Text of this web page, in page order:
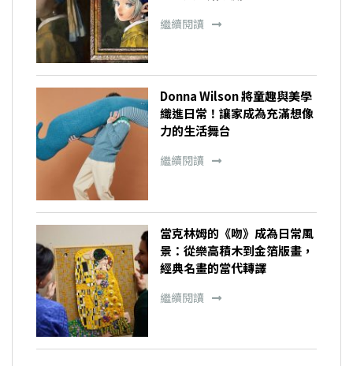
繼續閱讀
Donna Wilson 將童趣與美學
織進日常！讓家成為充滿想像
力的生活舞台
繼續閱讀
當克林姆的《吻》成為日常風
景：從樂高積木到金箔版畫，
經典名畫的當代轉譯
繼續閱讀